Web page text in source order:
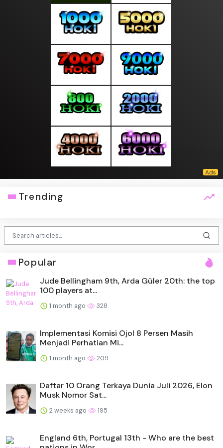
Trending
Popular
Jude Bellingham 9th, Arda Güler 20th: the top
100 players at...
1 month ago 328
Implementasi Komisi Ojol 8 Persen Masih
Menjadi Perhatian Mi...
1 month ago 209
Daftar 10 Orang Terkaya Dunia Juli 2026, Elon
Musk Nomor Sat...
2 weeks ago 195
England 6th, Portugal 13th - Who are the best